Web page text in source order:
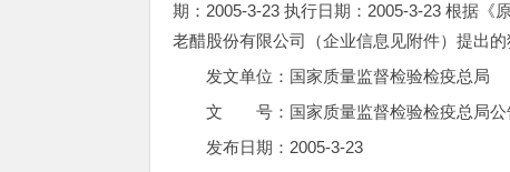
期：2005-3-23 执行日期：2005-3-23 根据《
老醋股份有限公司（企业信息见附件）提出
发文单位：国家质量监督检验检疫总局
文 号：国家质量监督检验检疫总局公
发布日期：2005-3-23